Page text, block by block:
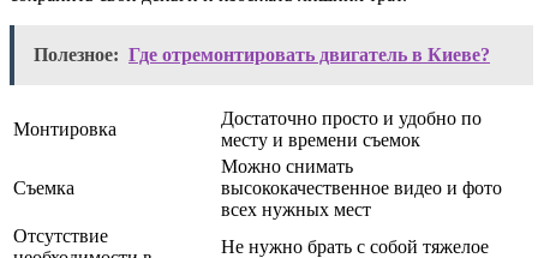
Полезное: Где отремонтировать двигатель в Киеве?
Монтировка
Достаточно просто и удобно по
месту и времени съемок
Съемка
Можно снимать
высококачественное видео и фото
всех нужных мест
Отсутствие
Не нужно брать с собой тяжелое